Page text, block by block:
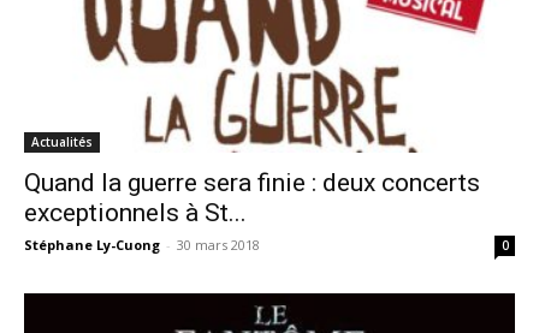
Actualités
Quand la guerre sera finie : deux concerts
exceptionnels à St...
Stéphane Ly-Cuong - 30 mars 2018 0